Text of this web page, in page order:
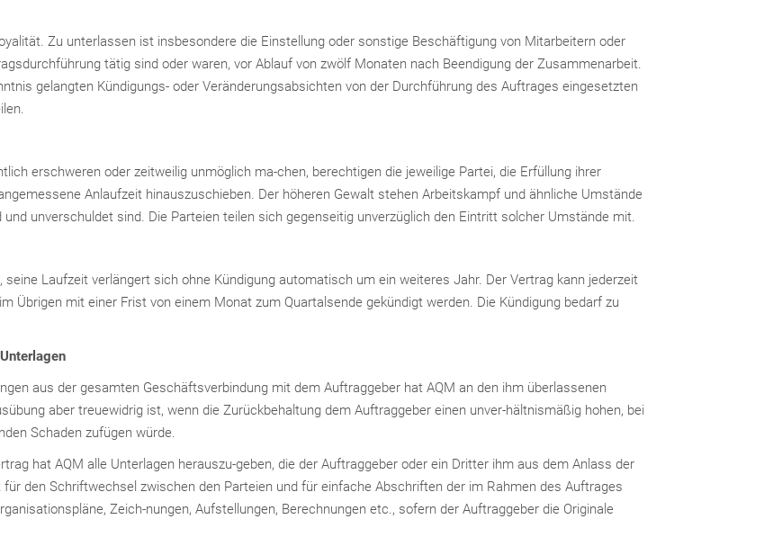
Zu unterlassen ist insbesondere die Einstellung oder sonstige Beschäftigung von Mitarbeitern oder
tätig sind oder waren, vor Ablauf von zwölf Monaten nach Beendigung der Zusammenarbeit.
gelangten Kündigungs- oder Veränderungsabsichten von der Durchführung des Auftrages eingesetzten
erschweren oder zeitweilig unmöglich ma-chen, berechtigen die jeweilige Partei, die Erfüllung ihrer
Anlaufzeit hinauszuschieben. Der höheren Gewalt stehen Arbeitskampf und ähnliche Umstände
unverschuldet sind. Die Parteien teilen sich gegenseitig unverzüglich den Eintritt solcher Umstände mit.
Laufzeit verlängert sich ohne Kündigung automatisch um ein weiteres Jahr. Der Vertrag kann jederzeit
Übrigen mit einer Frist von einem Monat zum Quartalsende gekündigt werden. Die Kündigung bedarf zu
aus der gesamten Geschäftsverbindung mit dem Auftraggeber hat AQM an den ihm überlassenen
aber treuewidrig ist, wenn die Zurückbehaltung dem Auftraggeber einen unver-hältnismäßig hohen, bei
Schaden zufügen würde.
hat AQM alle Unterlagen herauszu-geben, die der Auftraggeber oder ein Dritter ihm aus dem Anlass der
den Schriftwechsel zwischen den Parteien und für einfache Abschriften der im Rahmen des Auftrages
Zeich-nungen, Aufstellungen, Berechnungen etc., sofern der Auftraggeber die Originale